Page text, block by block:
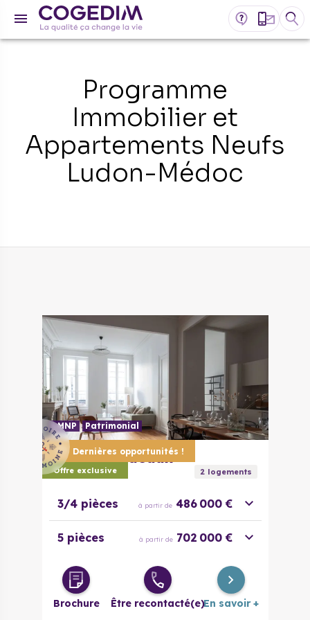
Programme
Immobilier et
Appartements Neufs
Ludon-Médoc
Dernières opportunités !
Offre exclusive
LMNP Patrimonial
33000 Bordeaux
Sansas 2logements
3/4 pièces à partir de 486 000 €
5 pièces à partir de 702 000 €
Brochure Être recontacté(e)En savoir +